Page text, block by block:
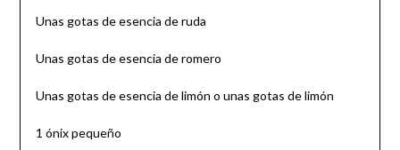
Unas gotas de esencia de ruda
Unas gotas de esencia de romero
Unas gotas de esencia de limón o unas gotas de limón
1 ónix pequeño